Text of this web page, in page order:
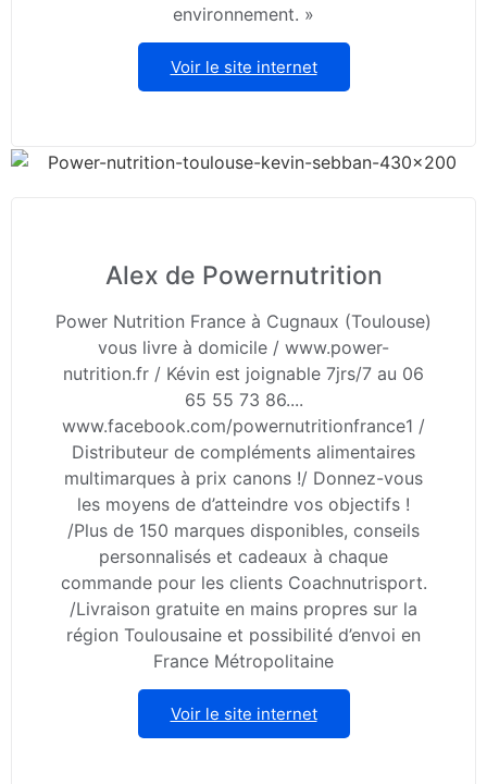
environnement. »
Voir le site internet
Alex de Powernutrition
Power Nutrition France à Cugnaux (Toulouse)
vous livre à domicile / www.power-
nutrition.fr / Kévin est joignable 7jrs/7 au 06
65 55 73 86....
www.facebook.com/powernutritionfrance1 /
Distributeur de compléments alimentaires
multimarques à prix canons !/ Donnez-vous
les moyens de d’atteindre vos objectifs !
/Plus de 150 marques disponibles, conseils
personnalisés et cadeaux à chaque
commande pour les clients Coachnutrisport.
/Livraison gratuite en mains propres sur la
région Toulousaine et possibilité d’envoi en
France Métropolitaine
Voir le site internet